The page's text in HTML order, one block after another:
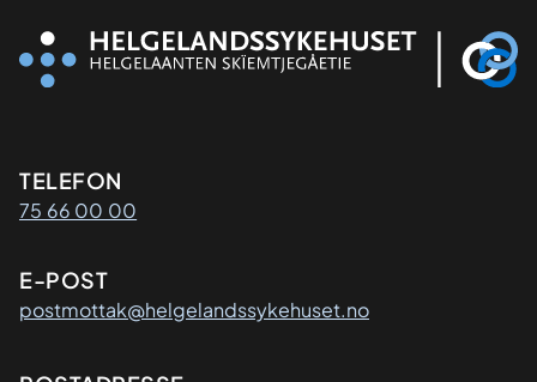
Kontaktinformasjon
TELEFON
75 66 00 00
E-POST
postmottak@helgelandssykehuset.no